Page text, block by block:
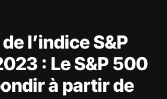
l’indice S&P
: Le S&P 500
à partir de